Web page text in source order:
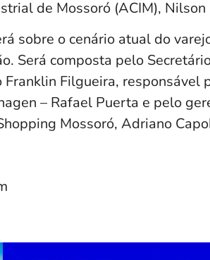
de Mossoró (ACIM),
sobre o cenário atual do
Será composta pelo
Filgueira, responsável
– Rafael Puerta e pelo
Mossoró, Adriano